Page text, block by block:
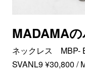
MADAMA
ネックレス MBP-
SVANL9 ¥30,800 /